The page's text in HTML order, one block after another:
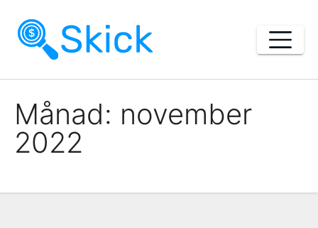
content
Månad: november
2022